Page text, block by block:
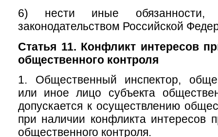
6) нести иные обязанности,
законодательством Российской
Статья 11. Конфликт интересов
общественного контроля
1. Общественный инспектор,
или иное лицо субъекта
допускается к осуществлению
при наличии конфликта интересов
общественного контроля.